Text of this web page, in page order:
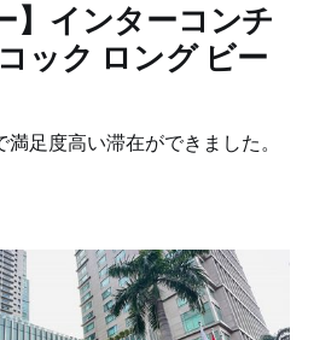
】インターコンチ
ック ロング ビー
足度高い滞在ができました。